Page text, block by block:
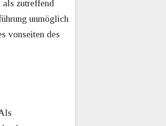
als zutreffend
unmöglich
vonseiten des